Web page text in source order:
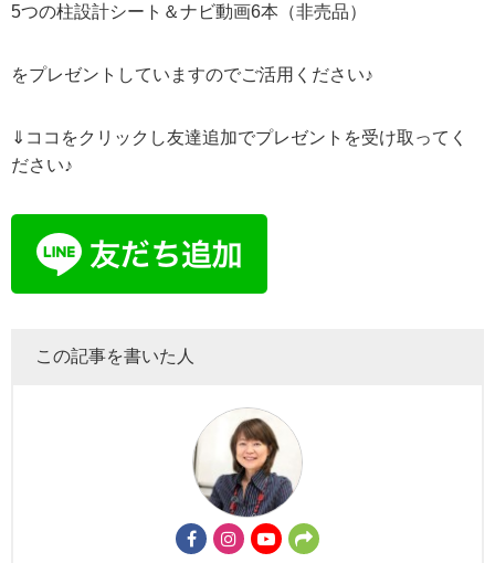
5つの柱設計シート＆ナビ動画6本（非売品）
をプレゼントしていますのでご活用ください♪
⇓ココをクリックし友達追加でプレゼントを受け取ってく
ださい♪
この記事を書いた人